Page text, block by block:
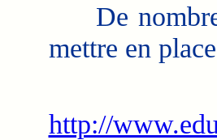
De
mettre en
Voir
http://